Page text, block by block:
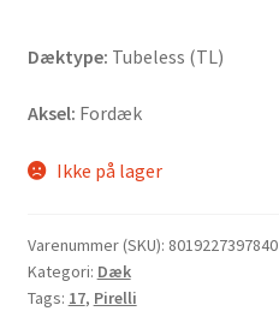
Dæktype: Tubeless (TL)
Aksel: Fordæk
Ikke på lager
Varenummer (SKU): 8019227397840
Kategori: Dæk
Tags: 17, Pirelli